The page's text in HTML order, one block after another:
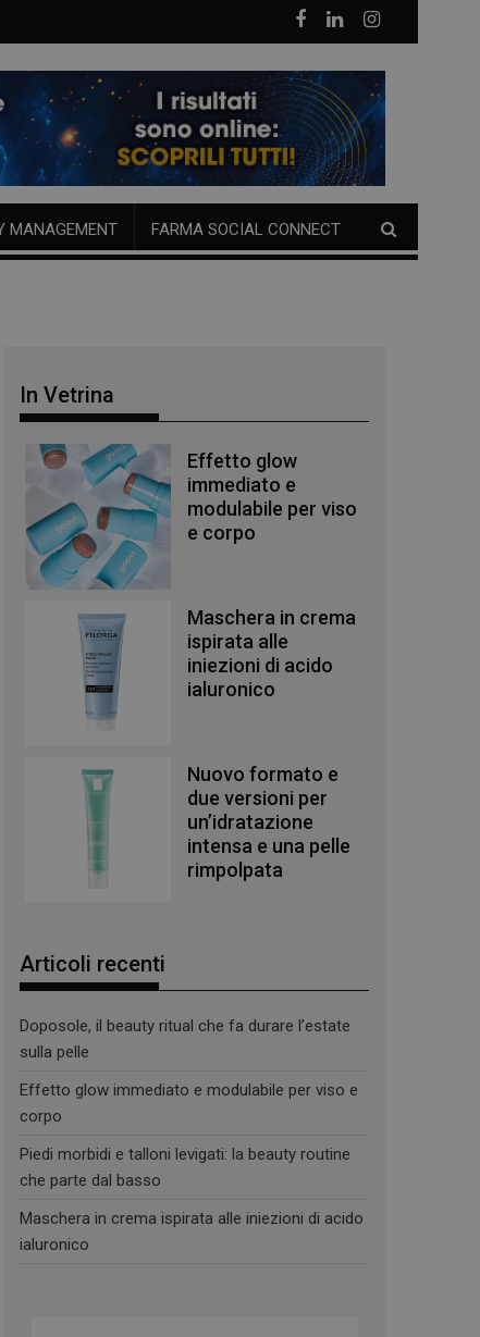
MANAGEMENT FARMA SOCIAL CONNECT
In Vetrina
Effetto glow
immediato e
modulabile per viso
e corpo
Maschera in crema
ispirata alle
iniezioni di acido
ialuronico
Nuovo formato e
due versioni per
un’idratazione
intensa e una pelle
rimpolpata
Articoli recenti
Doposole, il beauty ritual che fa durare l’estate
sulla pelle
Effetto glow immediato e modulabile per viso e
corpo
Piedi morbidi e talloni levigati: la beauty routine
che parte dal basso
Maschera in crema ispirata alle iniezioni di acido
ialuronico